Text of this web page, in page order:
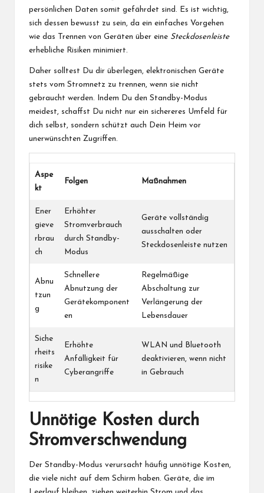
persönlichen Daten somit gefährdet sind. Es ist wichtig,
sich dessen bewusst zu sein, da ein einfaches Vorgehen
wie das Trennen von Geräten über eine Steckdosenleiste
erhebliche Risiken minimiert.
Daher solltest Du dir überlegen, elektronischen Geräte
stets vom Stromnetz zu trennen, wenn sie nicht
gebraucht werden. Indem Du den Standby-Modus
meidest, schaffst Du nicht nur ein sichereres Umfeld für
dich selbst, sondern schützt auch Dein Heim vor
unerwünschten Zugriffen.
Aspe
kt
Folgen Maßnahmen
Ener
gieve
rbrau
ch
Erhöhter
Stromverbrauch
durch Standby-
Modus
Geräte vollständig
ausschalten oder
Steckdosenleiste nutzen
Abnu
tzun
g
Schnellere
Abnutzung der
Gerätekomponent
en
Regelmäßige
Abschaltung zur
Verlängerung der
Lebensdauer
Siche
rheits
risike
n
Erhöhte
Anfälligkeit für
Cyberangriffe
WLAN und Bluetooth
deaktivieren, wenn nicht
in Gebrauch
Unnötige Kosten durch
Stromverschwendung
Der Standby-Modus verursacht häufig unnötige Kosten,
die viele nicht auf dem Schirm haben. Geräte, die im